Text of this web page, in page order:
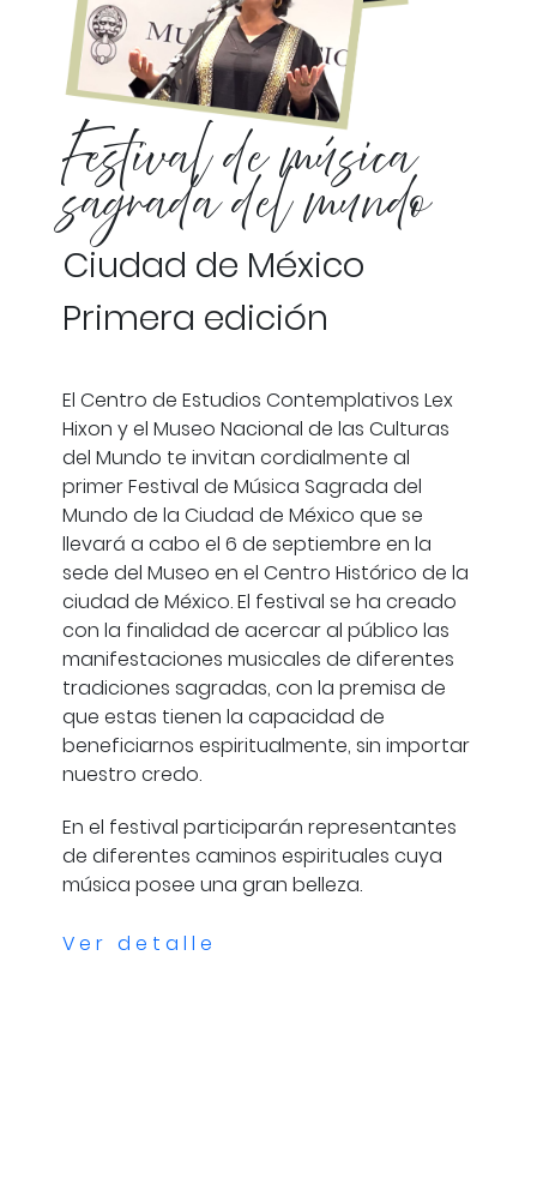
Festival de música
sagrada del mundo
Ciudad de México
Primera edición
El Centro de Estudios Contemplativos Lex
Hixon y el Museo Nacional de las Culturas
del Mundo te invitan cordialmente al
primer Festival de Música Sagrada del
Mundo de la Ciudad de México que se
llevará a cabo el 6 de septiembre en la
sede del Museo en el Centro Histórico de la
ciudad de México. El festival se ha creado
con la finalidad de acercar al público las
manifestaciones musicales de diferentes
tradiciones sagradas, con la premisa de
que estas tienen la capacidad de
beneficiarnos espiritualmente, sin importar
nuestro credo.
En el festival participarán representantes
de diferentes caminos espirituales cuya
música posee una gran belleza.
Ver detalle